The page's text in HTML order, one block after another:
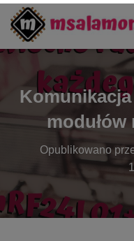
modułów
Opublikowano